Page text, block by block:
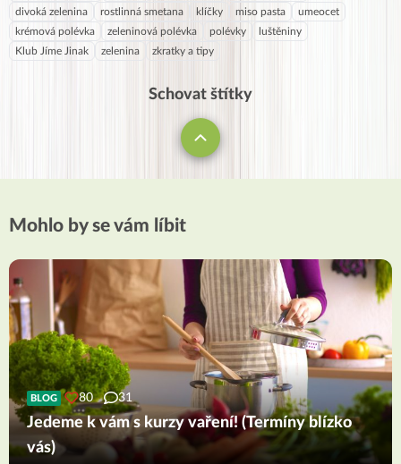
divoká zelenina
rostlinná smetana klíčky miso pasta
umeocet
krémová polévka
zeleninová polévka polévky
luštěniny
Klub Jíme Jinak
zelenina zkratky a tipy
Schovat štítky
Mohlo by se vám líbit
BLOG 80 31
Jedeme k vám s kurzy vaření! (Termíny blízko
vás)